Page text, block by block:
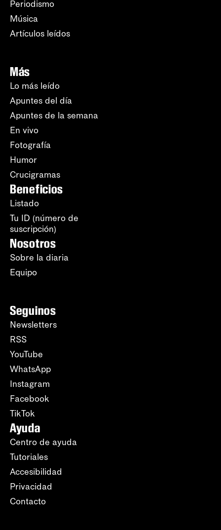
Periodismo
Música
Artículos leídos
Más
Lo más leído
Apuntes del día
Apuntes de la semana
En vivo
Fotografía
Humor
Crucigramas
Beneficios
Listado
Tu ID (número de
suscripción)
Nosotros
Sobre la diaria
Equipo
Seguinos
Newsletters
RSS
YouTube
WhatsApp
Instagram
Facebook
TikTok
Ayuda
Centro de ayuda
Tutoriales
Accesibilidad
Privacidad
Contacto